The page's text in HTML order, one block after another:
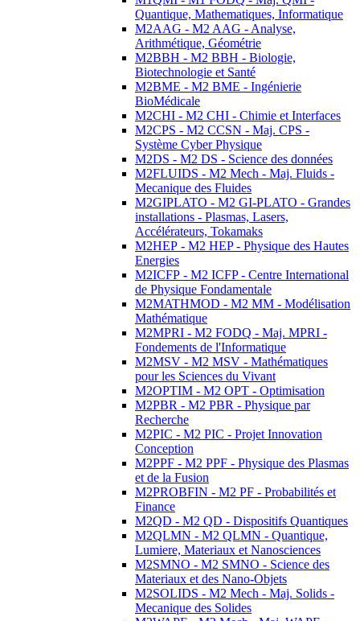
Quantique, Mathematiques, Informatique
M2AAG - M2 AAG - Analyse,
Arithmétique, Géométrie
M2BBH - M2 BBH - Biologie,
Biotechnologie et Santé
M2BME - M2 BME - Ingénierie
BioMédicale
M2CHI - M2 CHI - Chimie et Interfaces
M2CPS - M2 CCSN - Maj. CPS -
Système Cyber Physique
M2DS - M2 DS - Science des données
M2FLUIDS - M2 Mech - Maj. Fluids -
Mecanique des Fluides
M2GIPLATO - M2 GI-PLATO - Grandes
installations - Plasmas, Lasers,
Accélérateurs, Tokamaks
M2HEP - M2 HEP - Physique des Hautes
Energies
M2ICFP - M2 ICFP - Centre International
de Physique Fondamentale
M2MATHMOD - M2 MM - Modélisation
Mathématique
M2MPRI - M2 FODQ - Maj. MPRI -
Fondements de l'Informatique
M2MSV - M2 MSV - Mathématiques
pour les Sciences du Vivant
M2OPTIM - M2 OPT - Optimisation
M2PBR - M2 PBR - Physique par
Recherche
M2PIC - M2 PIC - Projet Innovation
Conception
M2PPF - M2 PPF - Physique des Plasmas
et de la Fusion
M2PROBFIN - M2 PF - Probabilités et
Finance
M2QD - M2 QD - Dispositifs Quantiques
M2QLMN - M2 QLMN - Quantique,
Lumiere, Materiaux et Nanosciences
M2SMNO - M2 SMNO - Science des
Materiaux et des Nano-Objets
M2SOLIDS - M2 Mech - Maj. Solids -
Mecanique des Solides